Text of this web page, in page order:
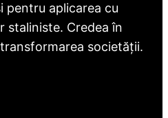
pentru aplicarea cu
staliniste. Credea în
societății.